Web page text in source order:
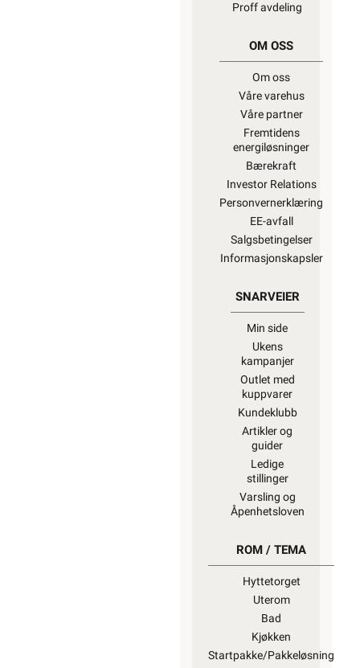
Proff avdeling
OM OSS
Om oss
Våre varehus
Våre partner
Fremtidens
energiløsninger
Bærekraft
Investor Relations
Personvernerklæring
EE-avfall
Salgsbetingelser
Informasjonskapsler
SNARVEIER
Min side
Ukens
kampanjer
Outlet med
kuppvarer
Kundeklubb
Artikler og
guider
Ledige
stillinger
Varsling og
Åpenhetsloven
ROM / TEMA
Hyttetorget
Uterom
Bad
Kjøkken
Startpakke/Pakkeløsning